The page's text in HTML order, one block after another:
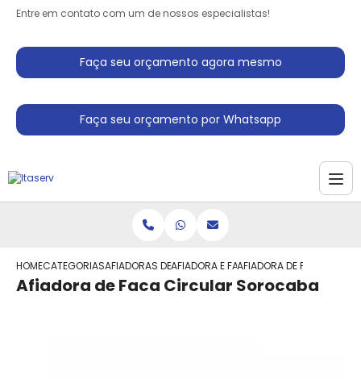
Entre em contato com um de nossos especialistas!
Faça seu orçamento agora mesmo
Faça seu orçamento por Whatsapp
HOMECATEGORIASAFIADORAS DE FACASAFIADORA E FACASAFIADORA DE FACA
Afiadora de Faca Circular Sorocaba